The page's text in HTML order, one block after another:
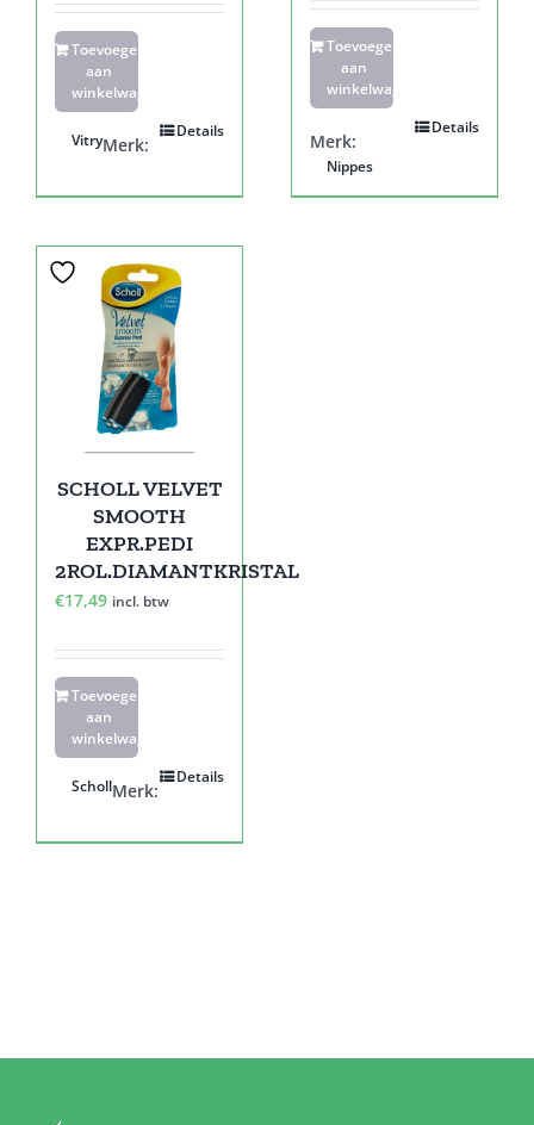
Toevoegen
aan
winkelwagen
Details
Merk:
Vitry
Toevoegen
aan
winkelwagen
Details
Merk:
Nippes
SCHOLL VELVET
SMOOTH
EXPR.PEDI
2ROL.DIAMANTKRISTAL
€17,49 incl. btw
Toevoegen
aan
winkelwagen
Details
Merk:
Scholl